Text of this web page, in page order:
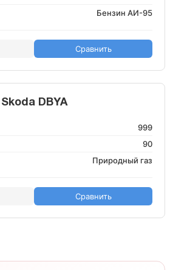
Бензин АИ-95
Сравнить
Skoda DBYA
999
90
Природный газ
Сравнить